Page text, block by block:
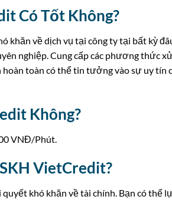
Có Tốt Không?
khăn về dịch vụ tại công ty tại bất kỳ
nghiệp. Cung cấp các phương thức
hoàn toàn có thể tin tưởng vào sự uy tín
Không?
VNĐ/Phút.
VietCredit?
khó khăn về tài chính. Bạn có thể